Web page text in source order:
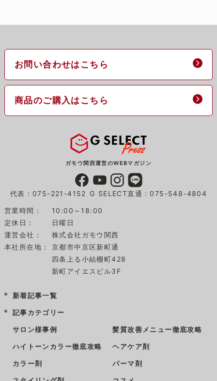
お問い合わせはこちら
商品のご購入はこちら
ガモウ関西運営のWEBマガジン
代表：075-221-4152 G SELECT直通：075-548-4804
営業時間：
10:00～18:00
定休日：
日曜日
運営会社：
株式会社ガモウ関西
本社所在地：
京都市中京区新町通
四条上る小結棚町428
新町アイエスビル3F
新着記事一覧
記事カテゴリー
サロン様事例 髪質改善メニュー徹底攻略
ハイトーンカラー徹底攻略 ヘアケア剤
カラー剤 パーマ剤